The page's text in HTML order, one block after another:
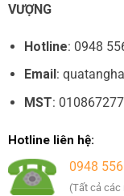
VƯỢNG
Hotline: 0948
Email :
MST:
Hotline liên hệ:
0948
(Tất cả các